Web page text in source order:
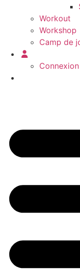
Workout
Workshop
Camp de
Connexion